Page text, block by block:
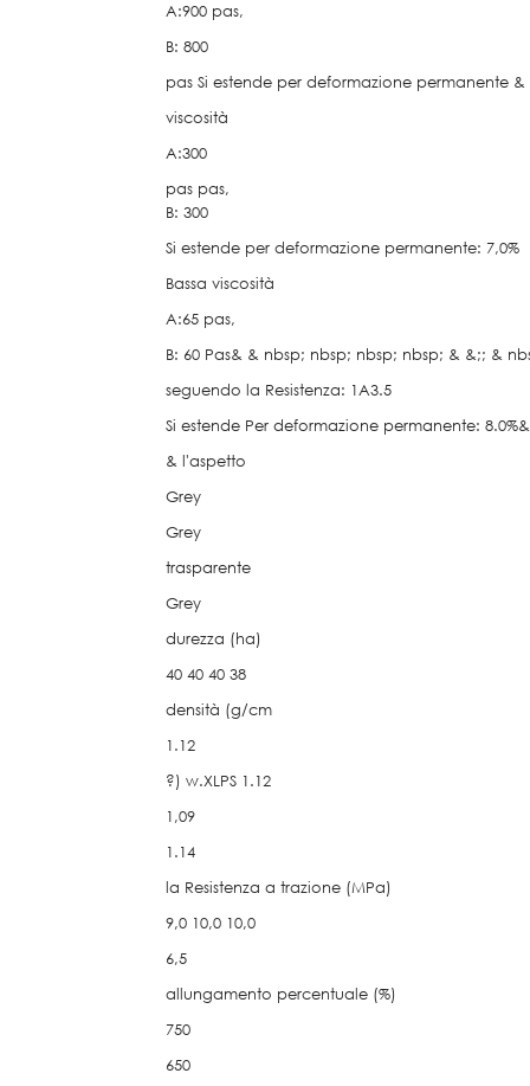
A:900 pas,
B: 800
pas Si estende per deformazione permanente
viscosità
A:300
pas pas,
B: 300
Si estende per deformazione permanente: 7,0%
Bassa viscosità
A:65 pas,
B: 60 Pas& & nbsp; nbsp; nbsp; nbsp; & &;; &
seguendo la Resistenza: 1A3.5
Si estende Per deformazione permanente:
& l'aspetto
Grey
Grey
trasparente
Grey
durezza (ha)
40 40 40 38
densità (g/cm
1.12
?) w.XLPS 1.12
1,09
1.14
la Resistenza a trazione (MPa)
9,0 10,0 10,0
6,5
allungamento percentuale (%)
750
650